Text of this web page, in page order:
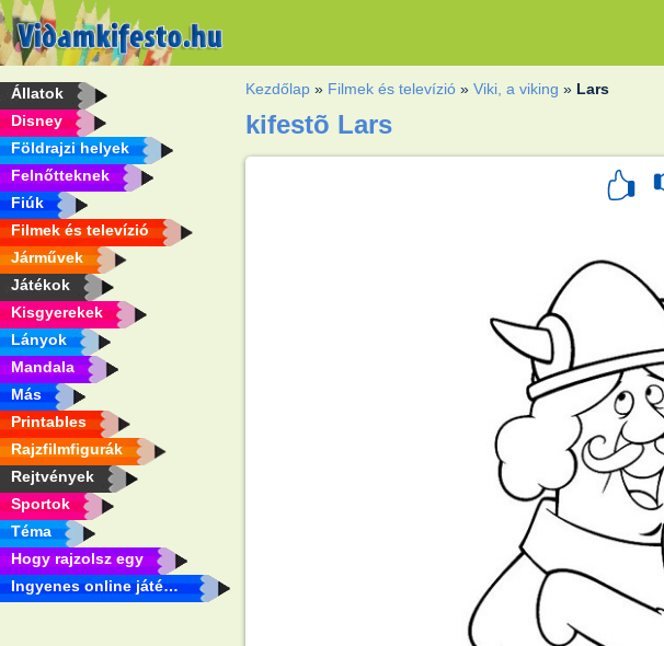
Állatok
Disney
Földrajzi helyek
Felnőtteknek
Fiúk
Filmek és televízió
Járművek
Játékok
Kisgyerekek
Lányok
Mandala
Más
Printables
Rajzfilmfigurák
Rejtvények
Sportok
Téma
Hogy rajzolsz egy
Ingyenes online játékok
Kezdőlap » Filmek és televízió »Viki, a viking » Lars
kifestõ Lars